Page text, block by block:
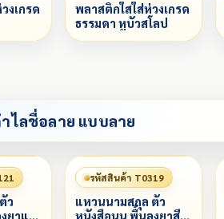
งเกรด
พลาสติกใสใส่ห่วงเกรด
ธรรมดา หูบัวสโลป
ไลชื่อลาย แบบลาย
ว
าแดง
รหัสสินค้า T0319
แหวนนามสกุล ตัว
หนังสือนูน พื้นลงยาสี